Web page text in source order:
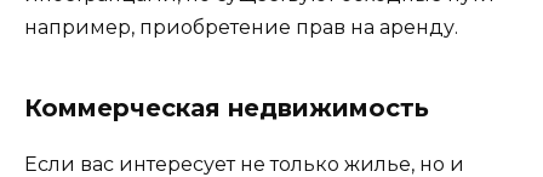
например, приобретение прав на аренду.
Коммерческая недвижимость
Если вас интересует не только жилье, но и